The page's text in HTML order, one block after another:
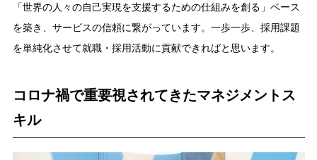
「世界の人々の自己実現を支援するための仕組みを創る」ベース
を築き、サービスの信頼に繋がっています。一歩一歩、採用課題
を単純化させて就職・採用活動に貢献できればと思います。
コロナ禍で重要視されてきたマネジメントス
キル